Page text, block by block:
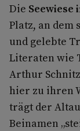
Die Seewiese
Platz, an dem
und gelebte
Literaten wie
Arthur
hier zu ihren
trägt der
Beinamen